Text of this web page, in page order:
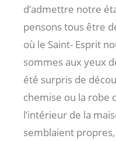
d’admettre notre
pensons tous être
où le Saint- Esprit
sommes aux yeux
été surpris de
chemise ou la robe
l’intérieur de la
semblaient